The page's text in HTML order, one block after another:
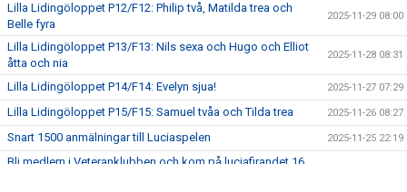
Lilla Lidingöloppet P12/F12: Philip två, Matilda trea och
Belle fyra
2025-11-29 08:00
Lilla Lidingöloppet P13/F13: Nils sexa och Hugo och Elliot
åtta och nia
2025-11-28 08:31
Lilla Lidingöloppet P14/F14: Evelyn sjua! 2025-11-27 07:29
Lilla Lidingöloppet P15/F15: Samuel tvåa och Tilda trea 2025-11-26 08:27
Snart 1500 anmälningar till Luciaspelen 2025-11-25 22:19
Bli medlem i Veteranklubben och kom på luciafirandet 16